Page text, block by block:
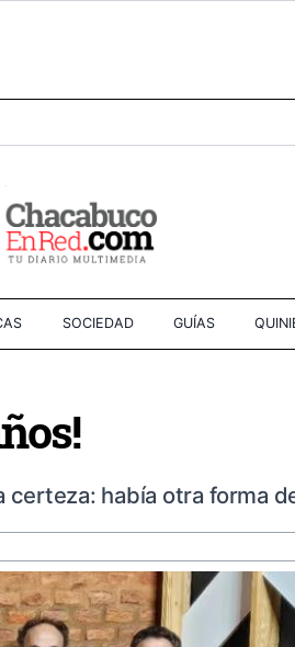
SOCIEDAD GUÍAS
certeza: había otra forma